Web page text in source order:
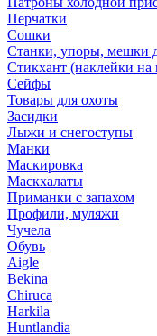
Перчатки
Сошки
Станки, упоры, мешки
Стикхант (наклейки на
Сейфы
Товары для охоты
Засидки
Лыжи и снегоступы
Манки
Маскировка
Маскхалаты
Приманки с запахом
Профили, муляжи
Чучела
Обувь
Aigle
Bekina
Chiruсa
Harkila
Huntlandia